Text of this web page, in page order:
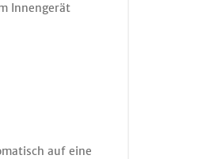
Innengerät
auf eine